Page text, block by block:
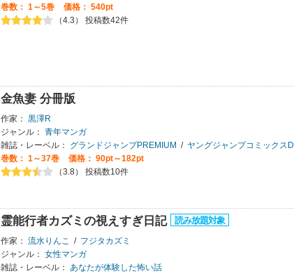
巻数： 1～5巻
価格： 540pt
（4.3） 投稿数42件
金魚妻 分冊版
作家： 黒澤R
ジャンル： 青年マンガ
雑誌・レーベル：
グランドジャンプPREMIUM / ヤングジャンプコミックスDIGITAL
巻数： 1～37巻
価格： 90pt～182pt
（3.8） 投稿数10件
霊能行者カズミの視えすぎ日記
作家： 流水りんこ / フジタカズミ
ジャンル： 女性マンガ
雑誌・レーベル： あなたが体験した怖い話